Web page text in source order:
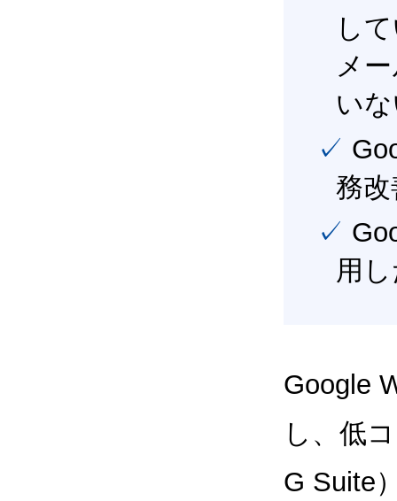
し
メ
い
✓ Google Workspace（旧G Suite） を活用し、業
務
✓ Google Workspace（旧G Suite） を最大限に活
用
Google
し、低
G Suite